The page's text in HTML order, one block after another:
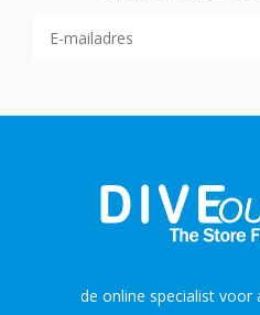
de online specialist voor